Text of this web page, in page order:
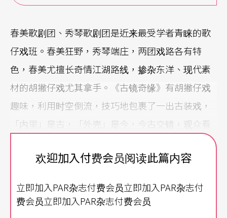
春美歌剧团、秀琴歌剧团是近来最受学者青睐的歌
仔戏班。春美狂野，秀琴端庄，两团戏路各有特
色，春美尤擅长奇情江湖路线，掺杂东洋、现代素
材的胡撇仔戏尤其拿手。《古镜奇缘》有胡撇仔戏
趣味，利用时空倒流，技巧地包裹了一出古装戏，
「内里」是古，「外壳」是今，今古交错，观众看
了趣味──尽管剧情多处交代不清，情节唐突，但
风趣语言贯串全剧，二生二旦加一丑，努力地架构
《古镜奇缘》最让人不满意的是剧本词文。尽管尽
欢迎加入付费会员阅读此篇内容
立即加入PAR杂志付费会员立即加入PAR杂志付
费会员立即加入PAR杂志付费会员